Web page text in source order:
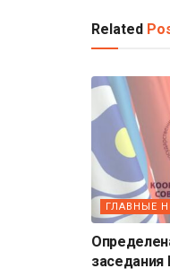
Related
ГЛАВНЫЕ
заседания